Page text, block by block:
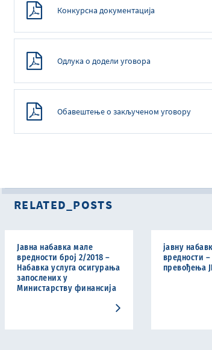
Конкурсна документација
Одлука о додели уговора
Обавештење о закљученом уговору
RELATED_POSTS
Јавна набавка мале
вредности број 2/2018 –
Набавка услуга осигурања
запослених у
Министарству финансија
јавну
вредности –
превођења